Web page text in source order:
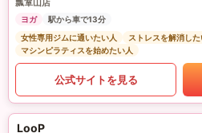
瓢箪山店
ヨガ
駅から車で13分
女性専用ジムに通いたい人
ストレスを解消した
マシンピラティスを始めたい人
公式サイトを見る
LooP